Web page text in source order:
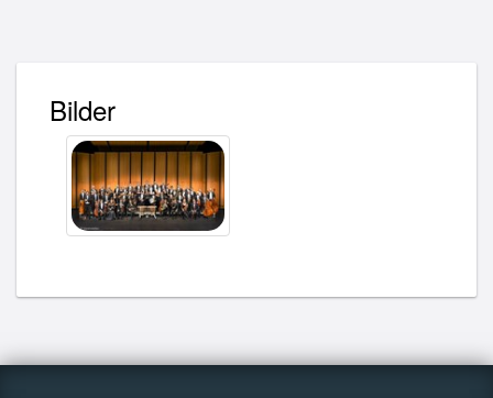
Bilder